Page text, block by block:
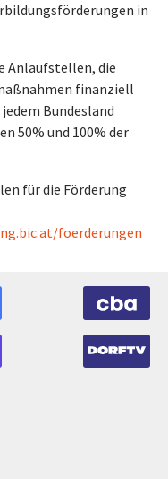
in
Anlaufstellen, die
finanziell
Bundesland
50% und 100% der
für die Förderung
foerderungen